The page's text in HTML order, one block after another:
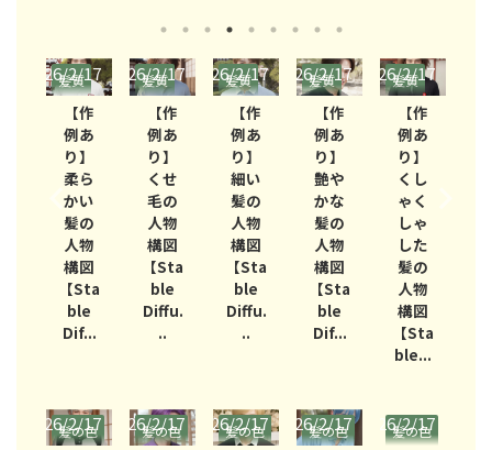
髪質
2026/2/17
【作
例あ
り】
柔ら
かい
髪の
人物
構図
【Sta
ble
Dif...
髪質
2026/2/17
【作
例あ
り】
くせ
毛の
人物
構図
【Sta
ble
Diffu.
..
髪質
2026/2/17
【作
例あ
り】
細い
髪の
人物
構図
【Sta
ble
Diffu.
..
髪質
2026/2/17
【作
例あ
り】
艶や
かな
髪の
人物
構図
【Sta
ble
Dif...
髪質
2026/2/17
【作
例あ
り】
くし
ゃく
しゃ
した
髪の
人物
構図
【Sta
ble...
髪の色
2026/2/17 髪の色
2026/2/17 髪の色
2026/2/17 髪の色
2026/2/17 髪の色
2026/2/17